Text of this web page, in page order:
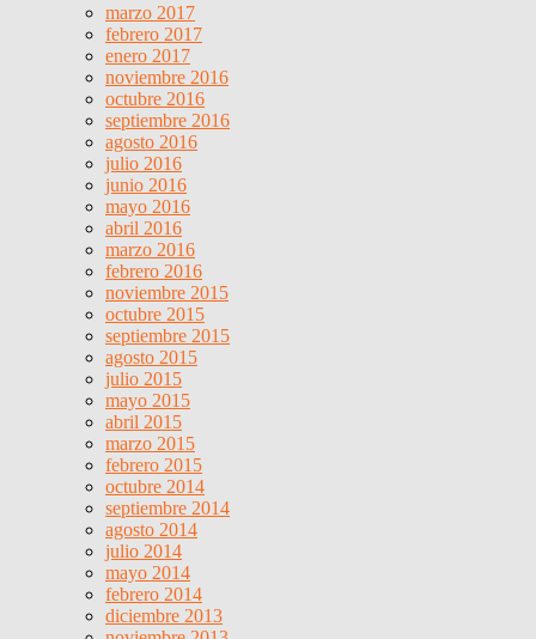
marzo 2017
febrero 2017
enero 2017
noviembre 2016
octubre 2016
septiembre 2016
agosto 2016
julio 2016
junio 2016
mayo 2016
abril 2016
marzo 2016
febrero 2016
noviembre 2015
octubre 2015
septiembre 2015
agosto 2015
julio 2015
mayo 2015
abril 2015
marzo 2015
febrero 2015
octubre 2014
septiembre 2014
agosto 2014
julio 2014
mayo 2014
febrero 2014
diciembre 2013